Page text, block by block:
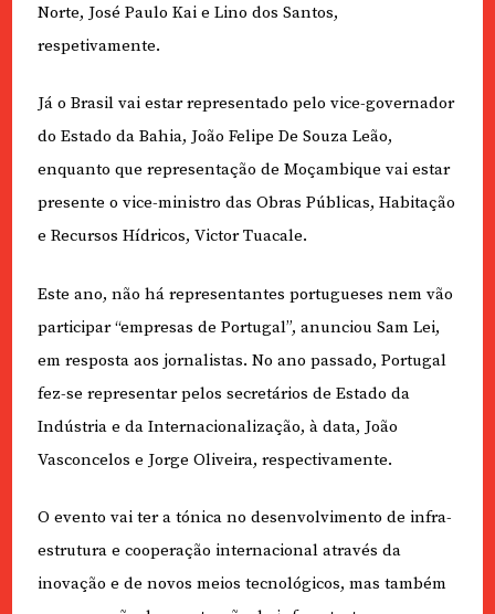
Norte, José Paulo Kai e Lino dos Santos,
respetivamente.
Já o Brasil vai estar representado pelo vice-governador
do Estado da Bahia, João Felipe De Souza Leão,
enquanto que representação de Moçambique vai estar
presente o vice-ministro das Obras Públicas, Habitação
e Recursos Hídricos, Victor Tuacale.
Este ano, não há representantes portugueses nem vão
participar “empresas de Portugal”, anunciou Sam Lei,
em resposta aos jornalistas. No ano passado, Portugal
fez-se representar pelos secretários de Estado da
Indústria e da Internacionalização, à data, João
Vasconcelos e Jorge Oliveira, respectivamente.
O evento vai ter a tónica no desenvolvimento de infra-
estrutura e cooperação internacional através da
inovação e de novos meios tecnológicos, mas também